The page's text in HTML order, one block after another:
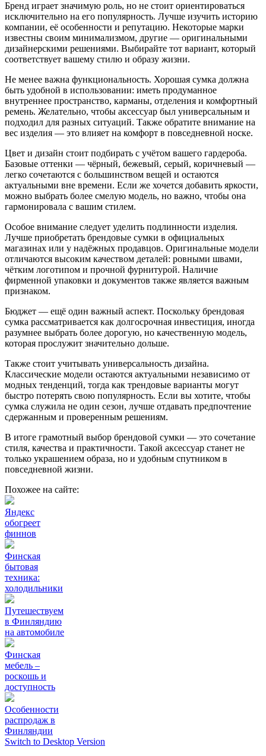
Бренд играет значимую роль, но не стоит ориентироваться
исключительно на его популярность. Лучше изучить историю
компании, её особенности и репутацию. Некоторые марки
известны своим минимализмом, другие — оригинальными
дизайнерскими решениями. Выбирайте тот вариант, который
соответствует вашему стилю и образу жизни.
Не менее важна функциональность. Хорошая сумка должна
быть удобной в использовании: иметь продуманное
внутреннее пространство, карманы, отделения и комфортный
ремень. Желательно, чтобы аксессуар был универсальным и
подходил для разных ситуаций. Также обратите внимание на
вес изделия — это влияет на комфорт в повседневной носке.
Цвет и дизайн стоит подбирать с учётом вашего гардероба.
Базовые оттенки — чёрный, бежевый, серый, коричневый —
легко сочетаются с большинством вещей и остаются
актуальными вне времени. Если же хочется добавить яркости,
можно выбрать более смелую модель, но важно, чтобы она
гармонировала с вашим стилем.
Особое внимание следует уделить подлинности изделия.
Лучше приобретать брендовые сумки в официальных
магазинах или у надёжных продавцов. Оригинальные модели
отличаются высоким качеством деталей: ровными швами,
чётким логотипом и прочной фурнитурой. Наличие
фирменной упаковки и документов также является важным
признаком.
Бюджет — ещё один важный аспект. Поскольку брендовая
сумка рассматривается как долгосрочная инвестиция, иногда
разумнее выбрать более дорогую, но качественную модель,
которая прослужит значительно дольше.
Также стоит учитывать универсальность дизайна.
Классические модели остаются актуальными независимо от
модных тенденций, тогда как трендовые варианты могут
быстро потерять свою популярность. Если вы хотите, чтобы
сумка служила не один сезон, лучше отдавать предпочтение
сдержанным и проверенным решениям.
В итоге грамотный выбор брендовой сумки — это сочетание
стиля, качества и практичности. Такой аксессуар станет не
только украшением образа, но и удобным спутником в
повседневной жизни.
Похожее на сайте:
Яндекс
обогреет
финнов
Финская
бытовая
техника:
холодильники
Путешествуем
в Финляндию
на автомобиле
Финская
мебель –
роскошь и
доступность
Особенности
распродаж в
Финляндии
Switch to Desktop Version